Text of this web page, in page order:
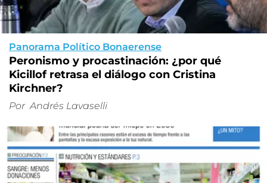
Panorama Político Bonaerense
Peronismo y procastinación: ¿por qué
Kicillof retrasa el diálogo con Cristina
Kirchner?
Por Andrés Lavaselli